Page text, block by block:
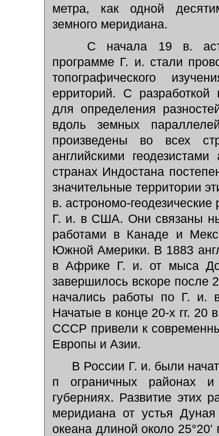
метра, как одной
земного меридиана.
С начала 19 в.
программе Г. и. стали
топографического
ерриторий. С
для определения
вдоль земных
произведены во всех
английскими
странах Индостана
значительные территории
в. астрономо-
Г. и. в США. Они связаны
работами в Канаде и
Южной Америки. В 1883
в Африке Г. и. от мыса
завершилось вскоре после
начались работы по Г. и.
Начатые в конце 20-х гг. 20
СССР привели к
Европы и Азии.
В России Г. и. были
п ограничных районах
губерниях. Развитие этих
меридиана от устья
океана длиной около